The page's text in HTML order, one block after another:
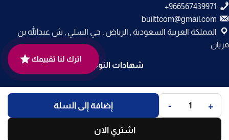
builttcom@gmail.com
المملكة العربية السعودية , الرياض , حي السلي , ش عبدالله بن
فريان
شهادات التوثيق
جميع الحقوق محفوظة لـمتجر بلت إن© 2025.
تم التطوير بواسطةCode Times
. +
- إضافة إلى السلة
اشتري الان
اترك لنا تقييمك